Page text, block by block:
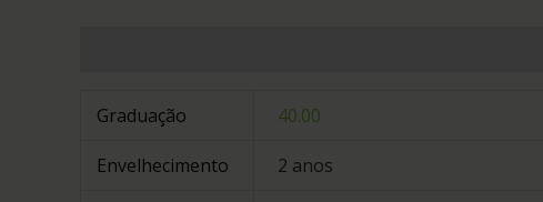
Graduação 40.00
Envelhecimento 2 anos